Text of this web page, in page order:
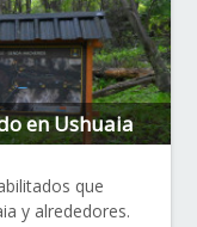
en Ushuaia
que
y alrededores.